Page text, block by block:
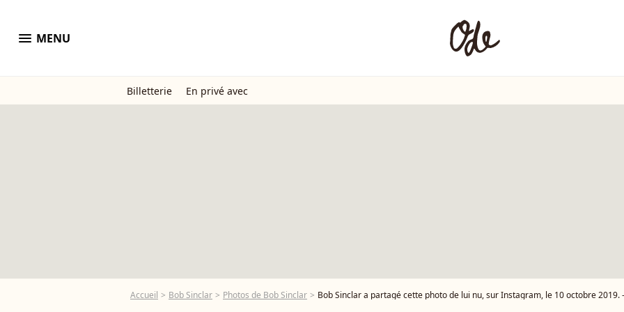
menu MENU
Billetterie En privé avec
Accueil Bob Sinclar Photos de Bob Sinclar Bob Sinclar a partagé cette photo de lui nu, sur Instagram, le 10 octobre 2019.